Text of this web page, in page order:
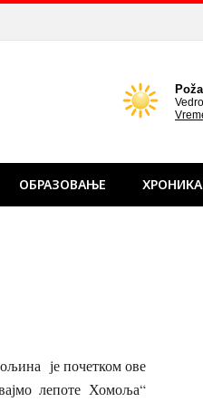
ОБРАЗОВАЊЕ ХРОНИКА
је почетком ове
лепоте Хомоља“